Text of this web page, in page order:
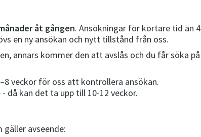
åt gången. Ansökningar för kortare tid än 4
en ny ansökan och nytt tillstånd från oss.
annars kommer den att avslås och du får söka på
veckor för oss att kontrollera ansökan.
då kan det ta upp till 10-12 veckor.
avseende: